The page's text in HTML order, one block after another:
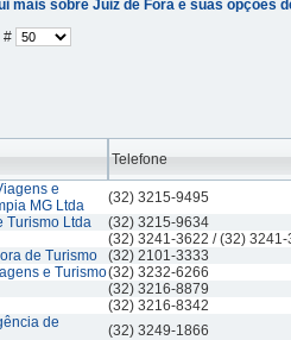
mais sobre Juiz de Fora e suas opções
#
Telefone
e
MG Ltda
(32) 3215-9495
Turismo Ltda
(32) 3215-9634
(32) 3241-3622 / (32)
de Turismo
(32) 2101-3333
e Turismo(32) 3232-6266
(32) 3216-8879
(32) 3216-8342
de
(32) 3249-1866